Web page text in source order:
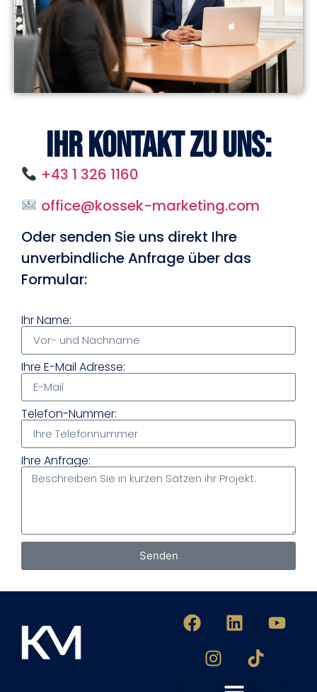
Ihr Kontakt zu uns:
+43 1 326 1160
office@kossek-marketing.com
Oder senden Sie uns direkt Ihre
unverbindliche Anfrage über das
Formular:
Ihr Name:
Ihre E-Mail Adresse:
Telefon-Nummer:
Ihre Anfrage:
Senden